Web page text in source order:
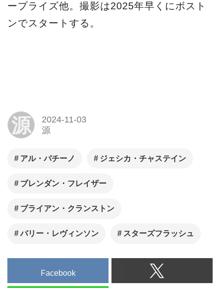
ープライズ他。撮影は2025年早くにボスト
ンでスタートする。
源
2024-11-03
源
アル・パチーノ ジェシカ・チャステイン
ブレンダン・フレイザー
ブライアン・クランストン
バリー・レヴィンソン スターズフラッシュ
Facebook